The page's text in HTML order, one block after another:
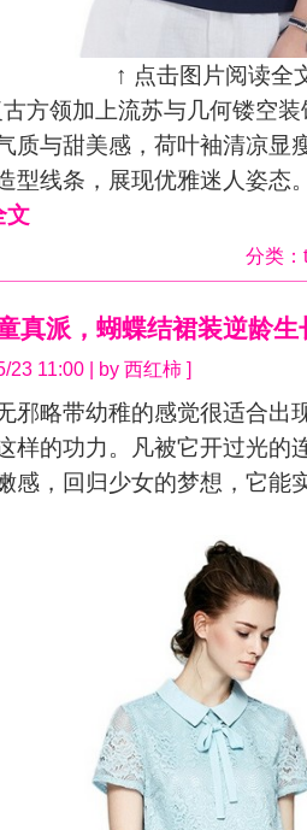
↑ 点击图片阅读全
领加上流苏与几何镂空装
质与甜美感，荷叶袖清凉显
型线条，展现优雅迷人姿态
文
分类：
真派，蝴蝶结裙装逆龄生
23 11:00 | by 西红柿 ]
略带幼稚的感觉很适合出
样的功力。凡被它开过光的
感，回归少女的梦想，它能